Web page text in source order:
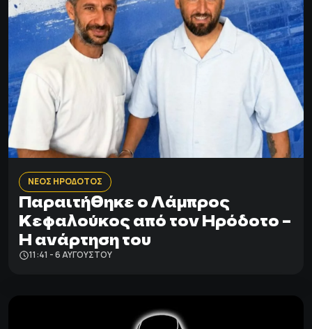
ΝΕΟΣ ΗΡΟΔΟΤΟΣ
Παραιτήθηκε ο Λάμπρος
Κεφαλούκος από τον Ηρόδοτο –
Η ανάρτηση του
11:41 - 6 ΑΥΓΟΎΣΤΟΥ